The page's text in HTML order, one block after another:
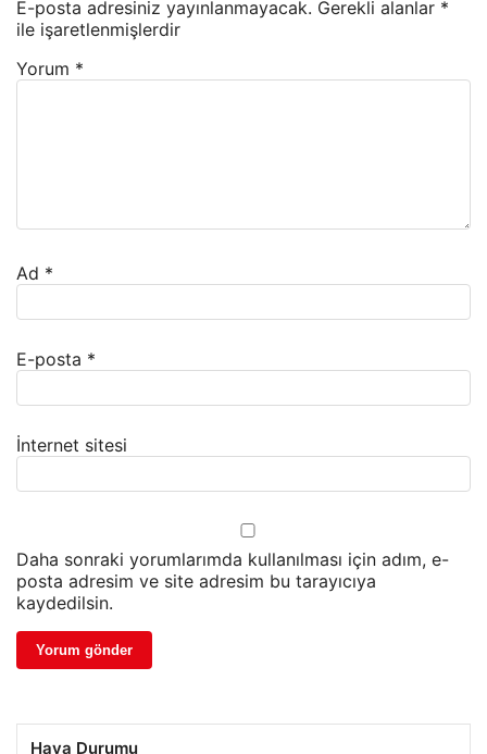
E-posta adresiniz yayınlanmayacak. Gerekli alanlar *
ile işaretlenmişlerdir
Yorum *
Ad *
E-posta *
İnternet sitesi
Daha sonraki yorumlarımda kullanılması için adım, e-
posta adresim ve site adresim bu tarayıcıya
kaydedilsin.
Hava Durumu